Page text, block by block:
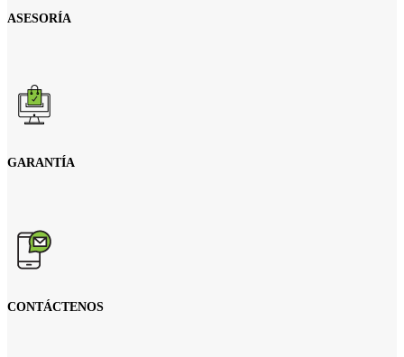
ASESORÍA
GARANTÍA
CONTÁCTENOS